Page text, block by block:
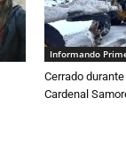
Informando
Cerrado
Cardenal